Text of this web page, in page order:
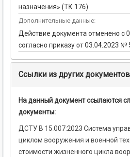
назначения» (ТК 176)
Дополнительные данные:
Действие документа отменено с
согласно приказу от 03.04.2023 №
Ссылки из других документов
На данный документ ссылаются
документы:
ДСТУ В 15.007:2023 Система
циклом вооружения и военной
стоимости жизненного цикла